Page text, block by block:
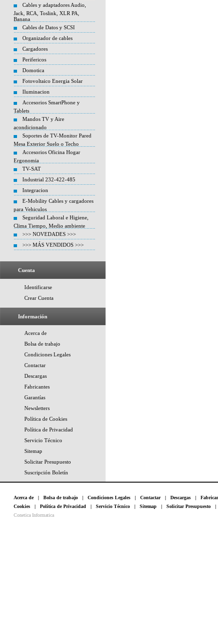
Cables y adaptadores Audio,
Jack, RCA, Toslink, XLR PA,
Banana
Cables de Datos y SCSI
Organizador de cables
Cargadores
Perifericos
Domotica
Fotovoltaico Energia Solar
Iluminacion
Accesorios SmartPhone y
Tablets
Mandos TV y Aire
acondicionado
Soportes de TV-Monitor Pared
Mesa Exterior Suelo o Techo
Accesorios Oficina Hogar
Ergonomia
TV-SAT
Industrial 232-422-485
Integracion
E-Mobility Cables y cargadores
para Vehiculos
Seguridad Laboral e Higiene,
Clima Tiempo, Medio ambiente
>>> NOVEDADES >>>
>>> MÁS VENDIDOS >>>
Cuenta
Identificarse
Crear Cuenta
Información
Acerca de
Bolsa de trabajo
Condiciones Legales
Contactar
Descargas
Fabricantes
Garantías
Newsletters
Política de Cookies
Política de Privacidad
Servicio Técnico
Sitemap
Solicitar Presupuesto
Suscripción Boletín
Acerca de| Bolsa de trabajo | Condiciones Legales | Contactar| Descargas |
Cookies | Política de Privacidad | Servicio Técnico | Sitemap | Solicitar Presupuesto
Conetica Informatica